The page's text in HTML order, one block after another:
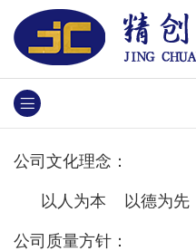
公司文化理念：
以人为本 以德为先
公司质量方针：